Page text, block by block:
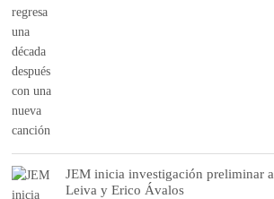
JEM inicia investigación preliminar
Leiva y Erico Ávalos